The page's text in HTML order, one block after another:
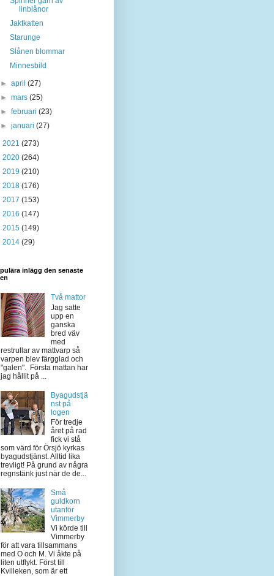
linblånor
Jaktkatten
Starunge
Slånen blommar
Minnesbild
►april(27)
►mars(25)
►februari(23)
►januari(27)
2021 (273)
2020 (264)
2019 (210)
2018 (176)
2017 (153)
2016 (147)
2015 (149)
2014 (29)
inlägg den senaste
Två mattor
Jag satte
upp en
ganska
bred väv
med
restrullar av mattvarp så
varpen blev färgglad och
"galen". Första mattan har
jag hållit på ...
Byagudstjä
nst på
logen
För tredje
året på rad
fick vi stå
som värd för Örsjö kyrkas
byagudstjänst. Alltid lika
trevligt! På grund av några
regnstänk just när de de...
Små
guldkorn
utanför
Vimmerby
Vi körde till
Vimmerby
för att vara tillsammans
med O och M. Vi åkte på
liten utflykt. Först till
Kvilleken, som är ett